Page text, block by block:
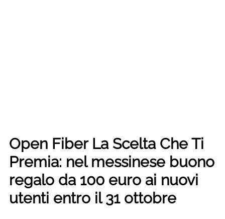
Open Fiber La Scelta Che Ti
Premia: nel messinese buono
regalo da 100 euro ai nuovi
utenti entro il 31 ottobre